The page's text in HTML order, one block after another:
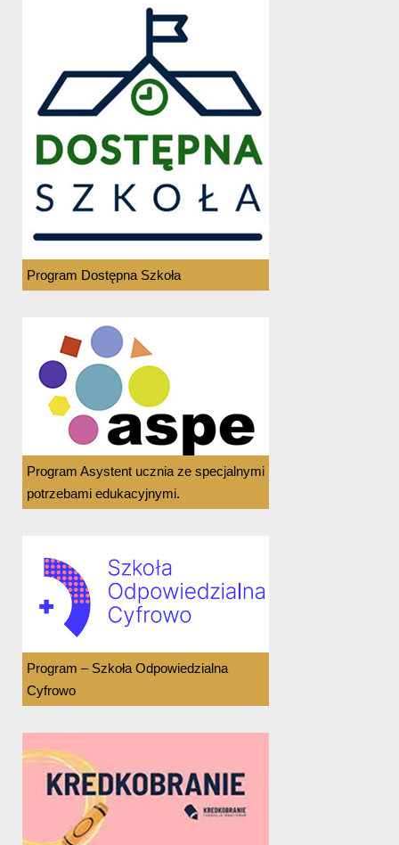
Program Dostępna Szkoła
Program Asystent ucznia ze specjalnymi
potrzebami edukacyjnymi.
Program – Szkoła Odpowiedzialna
Cyfrowo